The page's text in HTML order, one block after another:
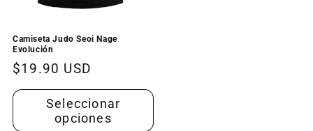
Camiseta Judo Seoi Nage
Evolución
Precio
habitual
$19.90 USD
Seleccionar
opciones